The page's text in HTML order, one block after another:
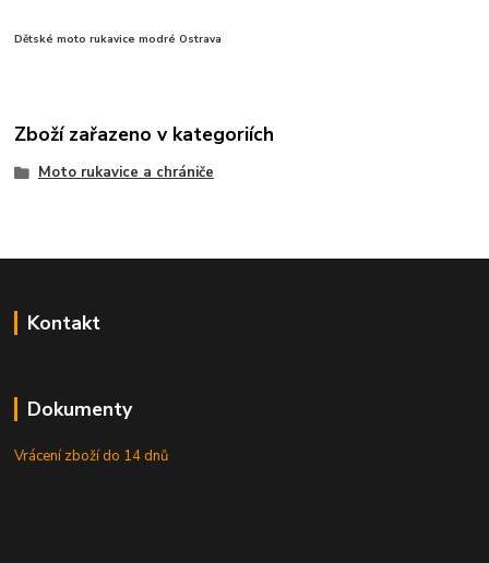
Dětské moto rukavice modré Ostrava
Zboží zařazeno v kategoriích
Moto rukavice a chrániče
Kontakt
Dokumenty
Vrácení zboží do 14 dnů